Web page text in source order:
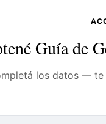
Guía de
los datos — te